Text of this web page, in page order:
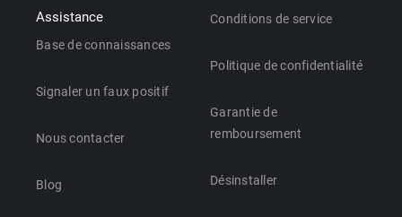
Assistance
Base de connaissances
Signaler un faux positif
Nous contacter
Blog
Conditions de service
Politique de confidentialité
Garantie de
remboursement
Désinstaller